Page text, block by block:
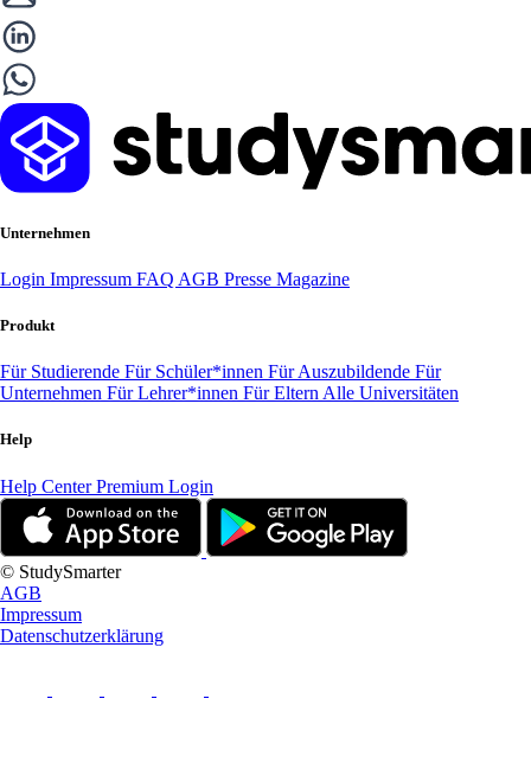
Unternehmen
Login Impressum FAQ AGB Presse Magazine
Produkt
Für Studierende Für Schüler*innen Für Auszubildende Für
Unternehmen Für Lehrer*innen Für Eltern Alle Universitäten
Help
Help CenterPremium Login
© StudySmarter
AGB
Impressum
Datenschutzerklärung